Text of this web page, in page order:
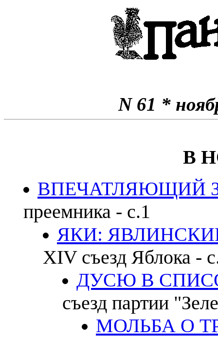
N 61 *
В
ВПЕЧАТЛЯЮЩИЙ
преемника - с.1
ЯКИ:
XIV съезд Яблока -
ДУСЮ В
съезд партии
МОЛЬБА О